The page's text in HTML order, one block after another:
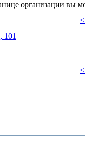
организации вы
101